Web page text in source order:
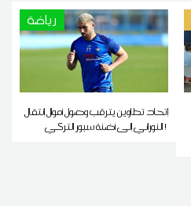
رياضة
إتحاد تطاوين يترقب وصول أموال إنتقال
النوراني إلى أضنة سبور التركي !